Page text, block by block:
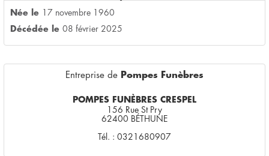
Née le
17 novembre 1960
Décédée le 08 février 2025
Entreprise de Pompes Funèbres
POMPES FUNÈBRES CRESPEL
156 Rue St Pry
62400 BÉTHUNE
Tél. : 0321680907